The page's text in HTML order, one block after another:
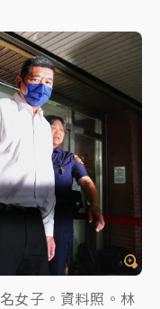
女子。資料照。林